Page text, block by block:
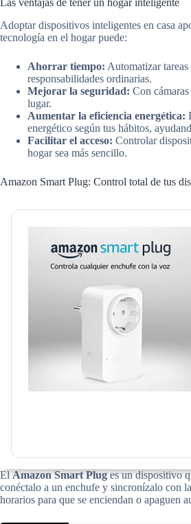
Las ventajas de tener un hogar inteligente
Adoptar dispositivos inteligentes en casa
tecnología en el hogar puede:
Ahorrar tiempo: Automatizar
responsabilidades ordinarias.
Mejorar la seguridad: Con
lugar.
Aumentar la eficiencia energética:
energético según tus hábitos,
Facilitar el acceso: Controlar
hogar sea más sencillo.
Amazon Smart Plug: Control total de tus
ElAmazon Smart Pluges un dispositivo
conéctalo a un enchufe y sincronízalo con
horarios para que se enciendan o apaguen